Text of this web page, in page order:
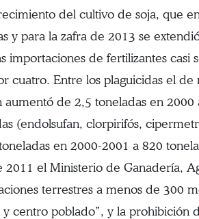
del cultivo de soja, que
y para la zafra de 2013 se
importaciones de fertilizantes casi
cuatro. Entre los plaguicidas el
aumentó de 2,5 toneladas en
(endolsufan, clorpirifós,
en 2000-2001 a 820
el Ministerio de Ganadería,
terrestres a menos de 300
y centro poblado”, y la prohibición